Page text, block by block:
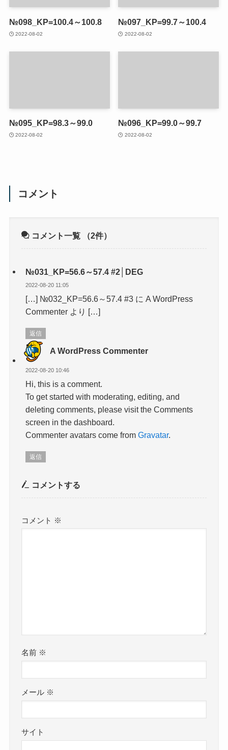
№098_KP=100.4～100.8
2022-08-02
№097_KP=99.7～100.4
2022-08-02
№095_KP=98.3～99.0
2022-08-02
№096_KP=99.0～99.7
2022-08-02
コメント
コメント一覧 （2件）
№031_KP=56.6～57.4 #2│DEG
2022-08-20 11:05
[…] №032_KP=56.6～57.4 #3 に A WordPress
Commenter より […]
返信
A WordPress Commenter
2022-08-20 10:46
Hi, this is a comment.
To get started with moderating, editing, and
deleting comments, please visit the Comments
screen in the dashboard.
Commenter avatars come fromGravatar.
返信
コメントする
コメント ※
名前 ※
メール ※
サイト